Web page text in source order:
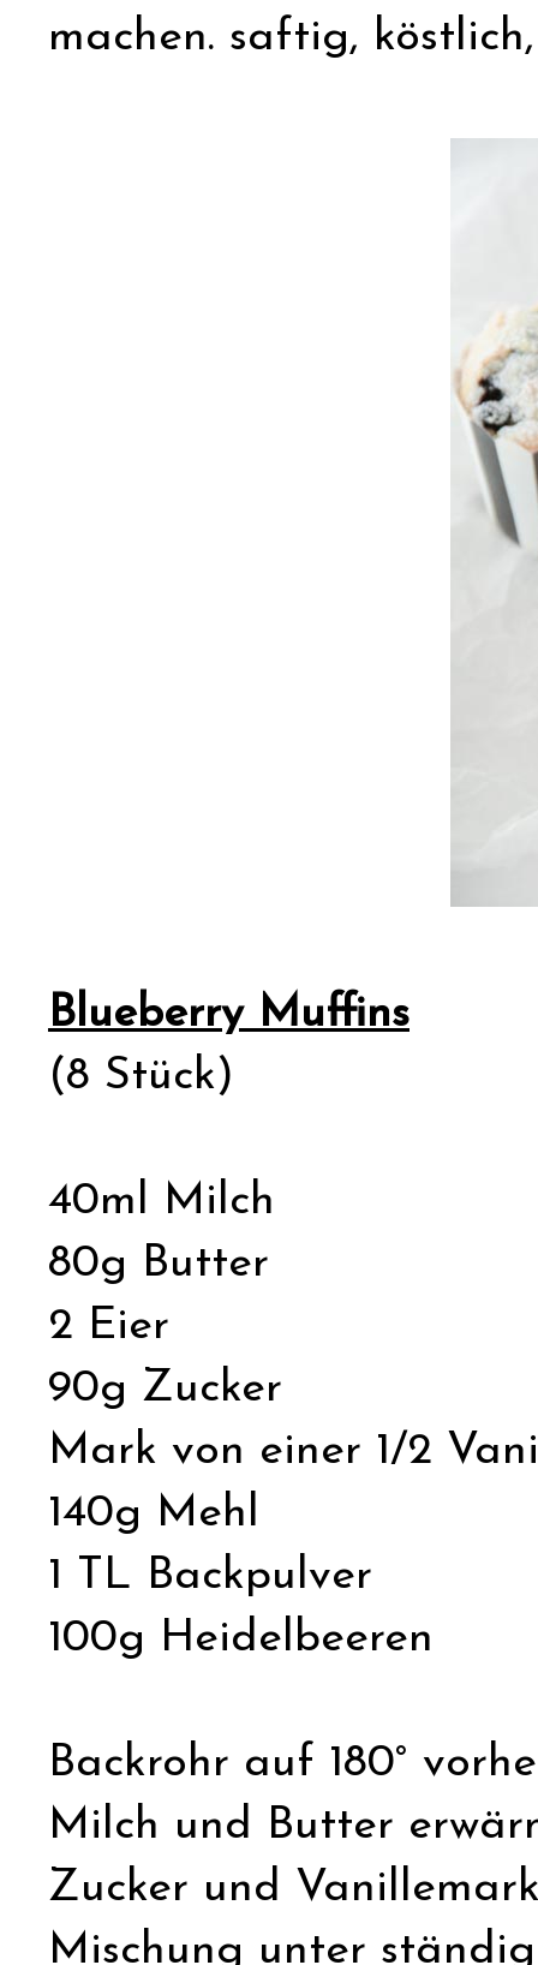
machen. saftig,
Blueberry Muffins
(8 Stück)
40ml Milch
80g Butter
2 Eier
90g Zucker
Mark von einer 1/2
140g Mehl
1 TL Backpulver
100g Heidelbeeren
Backrohr auf 180°
Milch und Butter
Zucker und
Mischung unter